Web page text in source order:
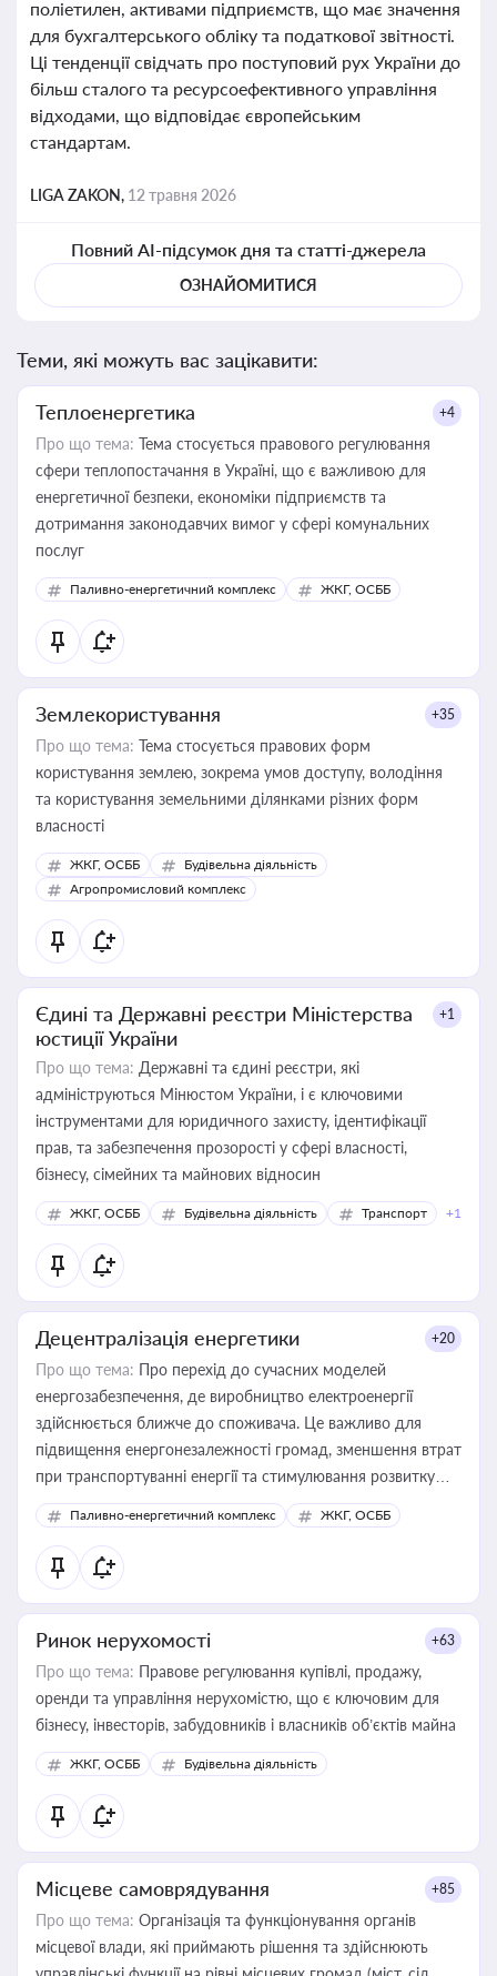
поліетилен, активами підприємств, що має значення
для бухгалтерського обліку та податкової звітності.
Ці тенденції свідчать про поступовий рух України до
більш сталого та ресурсоефективного управління
відходами, що відповідає європейським
стандартам.
LIGA ZAKON, 12 травня 2026
Повний AI-підсумок дня та статті-джерела
ОЗНАЙОМИТИСЯ
Теми, які можуть вас зацікавити:
Теплоенергетика +4
Про що тема: Тема стосується правового регулювання
сфери теплопостачання в Україні, що є важливою для
енергетичної безпеки, економіки підприємств та
дотримання законодавчих вимог у сфері комунальних
послуг
Паливно-енергетичний комплекс ЖКГ, ОСББ
Землекористування +35
Про що тема: Тема стосується правових форм
користування землею, зокрема умов доступу, володіння
та користування земельними ділянками різних форм
власності
ЖКГ, ОСББ
Будівельна діяльність
Агропромисловий комплекс
Єдині та Державні реєстри Міністерства
юстиції України
+1
Про що тема: Державні та єдині реєстри, які
адмініструються Мінюстом України, і є ключовими
інструментами для юридичного захисту, ідентифікації
прав, та забезпечення прозорості у сфері власності,
бізнесу, сімейних та майнових відносин
ЖКГ, ОСББ Будівельна діяльність Транспорт +1
Децентралізація енергетики +20
Про що тема: Про перехід до сучасних моделей
енергозабезпечення, де виробництво електроенергії
здійснюється ближче до споживача. Це важливо для
підвищення енергонезалежності громад, зменшення втрат
при транспортуванні енергії та стимулювання розвитку
відновлюваних джерел
Паливно-енергетичний комплекс ЖКГ, ОСББ
Ринок нерухомості +63
Про що тема: Правове регулювання купівлі, продажу,
оренди та управління нерухомістю, що є ключовим для
бізнесу, інвесторів, забудовників і власників об’єктів майна
ЖКГ, ОСББ Будівельна діяльність
Місцеве самоврядування +85
Про що тема: Організація та функціонування органів
місцевої влади, які приймають рішення та здійснюють